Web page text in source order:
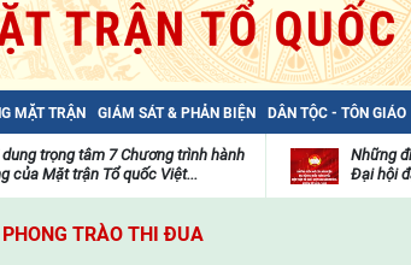
MẶT TRẬN GIÁM SÁT & PHẢN BIỆN DÂN TỘC - TÔN GIÁO
trọng tâm 7 Chương trình hành
của Mặt trận Tổ quốc Việt...
Những
Đại hội
TRÀO THI ĐUA